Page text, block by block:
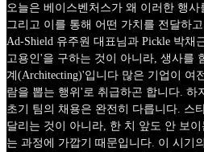
오늘은 베이스벤처스가 왜 이러한 행사
그리고 이를 통해 어떤 가치를 전달하
Ad-Shield 유주원 대표님과 Pickle 박채
고용인'을 구하는 것이 아니라, 생사를
계(Architecting)'입니다 많은 기업이 여
람을 뽑는 행위'로 취급하곤 합니다. 하
초기 팀의 채용은 완전히 다릅니다. 스
달리는 것이 아니라, 한 치 앞도 안 보
는 과정에 가깝기 때문입니다. 이 시기